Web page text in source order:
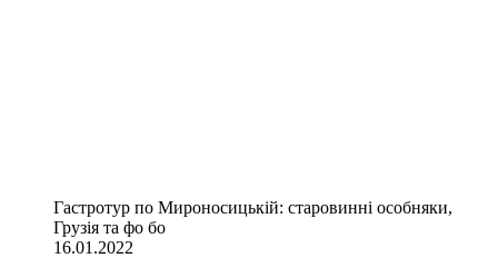
Гастротур по Мироносицькій: старовинні особняки,
Грузія та фо бо
16.01.2022